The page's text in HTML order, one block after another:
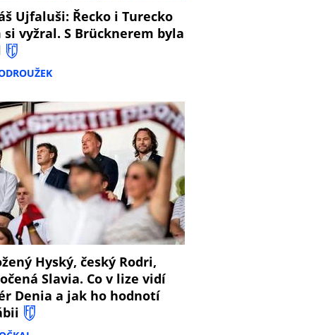
Ujfaluši: Řecko i Turecko
si vyžral. S Brücknerem byla
Hyský, český Rodri,
Slavia. Co v lize vidí
Denia a jak ho hodnotí
8